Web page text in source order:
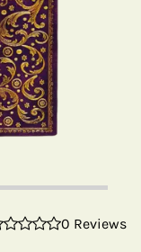
0 Reviews